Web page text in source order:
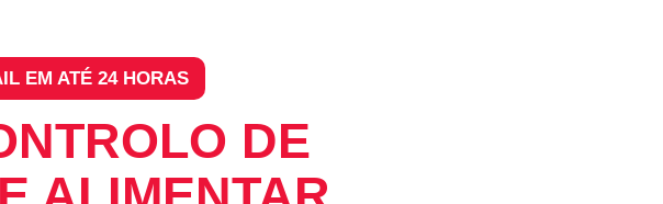
EM ATÉ 24 HORAS
DE